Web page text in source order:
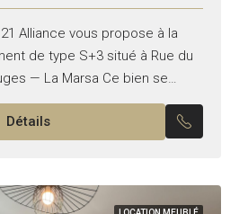
Alliance vous propose à la
de type S+3 situé à Rue du
— La Marsa Ce bien se
Détails